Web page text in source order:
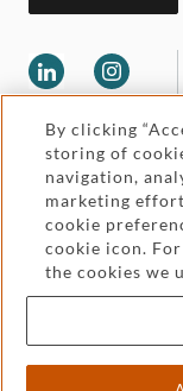
Legal and
Pricing
Cookies and
By clicking
storing of
navigation,
marketing
cookie
cookie icon.
the cookies we